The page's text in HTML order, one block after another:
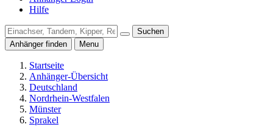
Hilfe
Suchen
Anhänger finden
Menu
Startseite
Anhänger-Übersicht
Deutschland
Nordrhein-Westfalen
Münster
Sprakel